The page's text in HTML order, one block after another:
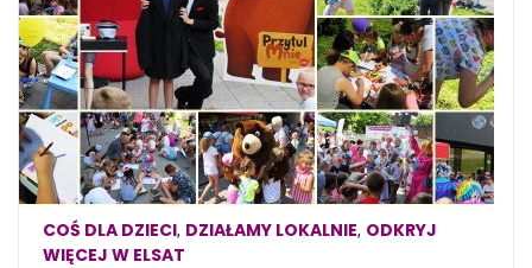
COŚ DLA DZIECI, DZIAŁAMY LOKALNIE, ODKRYJ
WIĘCEJ W ELSAT